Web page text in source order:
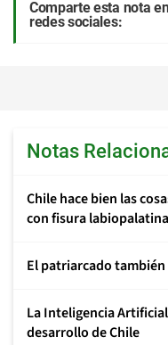
Comparte esta nota
redes sociales:
Notas
Chile hace bien las
con fisura labiopalatina
El patriarcado
La Inteligencia
desarrollo de Chile